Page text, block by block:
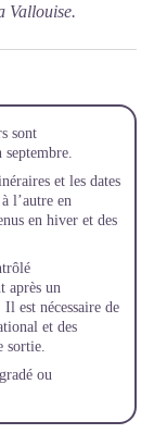
Vallouise.
sont
et les dates
l’autre en
en hiver et des
après un
est nécessaire de
et des
sortie.
ou